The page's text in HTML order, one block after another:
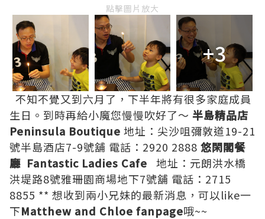
點擊圖片放大
+3
不知不覺又到六月了，下半年將有很多家庭成員
生日。到時再給小魔您慢慢吹好了～ 半島精品店
Peninsula Boutique 地址：尖沙咀彌敦道19-21
號半島酒店7-9號舖 電話：2920 2888 悠閑閣餐
廳 Fantastic Ladies Cafe
地址：元朗洪水橋
洪堤路8號雅珊園商場地下7號舖 電話：2715
8855 ** 想收到兩小兄妹的最新消息，可以like一
下Matthew and Chloe fanpage哦~~